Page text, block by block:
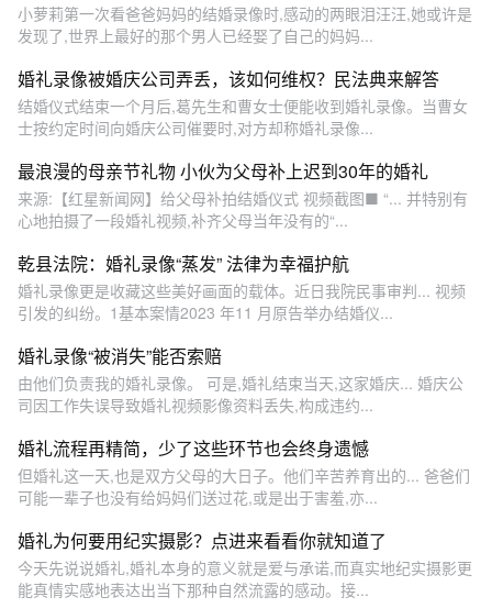
小萝莉第一次看爸爸妈妈的结婚录像时,感动的两眼泪汪汪,她或许是
发现了,世界上最好的那个男人已经娶了自己的妈妈...
婚礼录像被婚庆公司弄丢，该如何维权？民法典来解答
结婚仪式结束一个月后,葛先生和曹女士便能收到婚礼录像。当曹女
士按约定时间向婚庆公司催要时,对方却称婚礼录像...
最浪漫的母亲节礼物 小伙为父母补上迟到30年的婚礼
来源:【红星新闻网】给父母补拍结婚仪式 视频截图■ “... 并特别有
心地拍摄了一段婚礼视频,补齐父母当年没有的“...
乾县法院：婚礼录像“蒸发” 法律为幸福护航
婚礼录像更是收藏这些美好画面的载体。近日我院民事审判... 视频
引发的纠纷。1基本案情2023 年11 月原告举办结婚仪...
婚礼录像“被消失”能否索赔
由他们负责我的婚礼录像。 可是,婚礼结束当天,这家婚庆... 婚庆公
司因工作失误导致婚礼视频影像资料丢失,构成违约...
婚礼流程再精简，少了这些环节也会终身遗憾
但婚礼这一天,也是双方父母的大日子。他们辛苦养育出的... 爸爸们
可能一辈子也没有给妈妈们送过花,或是出于害羞,亦...
婚礼为何要用纪实摄影？点进来看看你就知道了
今天先说说婚礼,婚礼本身的意义就是爱与承诺,而真实地纪实摄影更
能真情实感地表达出当下那种自然流露的感动。接...